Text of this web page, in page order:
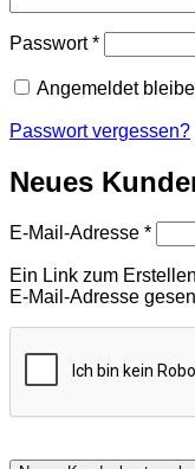
Passwort*Erforderlich
Angemeldet
Passwort vergessen?
Neues
E-Mail-Adresse *
Ein Link zum
E-Mail-Adresse